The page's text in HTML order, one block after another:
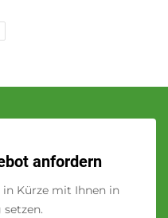
anfordern
Kürze mit Ihnen in